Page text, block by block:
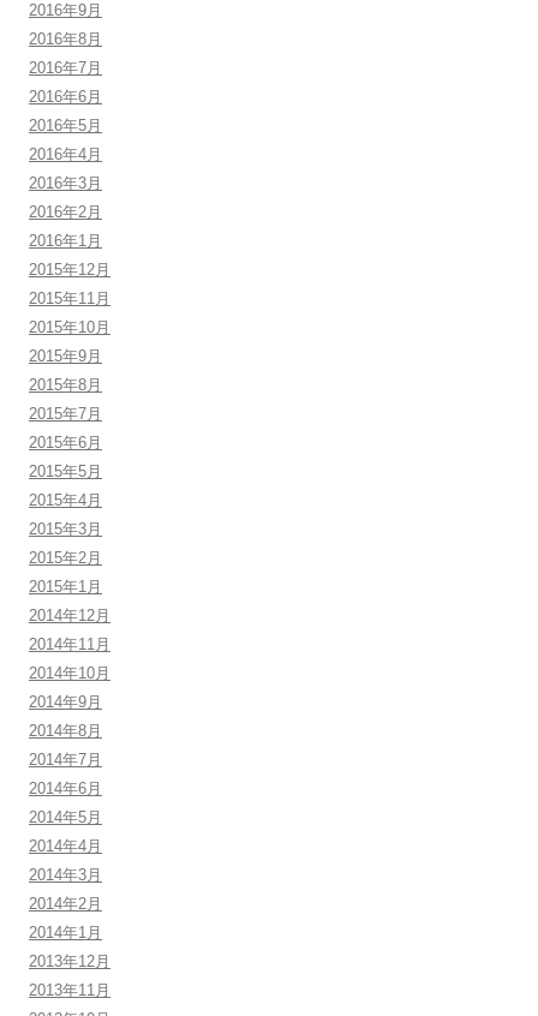
2016年9月
2016年8月
2016年7月
2016年6月
2016年5月
2016年4月
2016年3月
2016年2月
2016年1月
2015年12月
2015年11月
2015年10月
2015年9月
2015年8月
2015年7月
2015年6月
2015年5月
2015年4月
2015年3月
2015年2月
2015年1月
2014年12月
2014年11月
2014年10月
2014年9月
2014年8月
2014年7月
2014年6月
2014年5月
2014年4月
2014年3月
2014年2月
2014年1月
2013年12月
2013年11月